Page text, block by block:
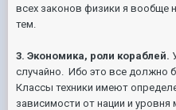
всех законов физики я вообще
тем.
3. Экономика, роли кораблей.
случайно. Ибо это все должно
Классы техники имеют
зависимости от нации и